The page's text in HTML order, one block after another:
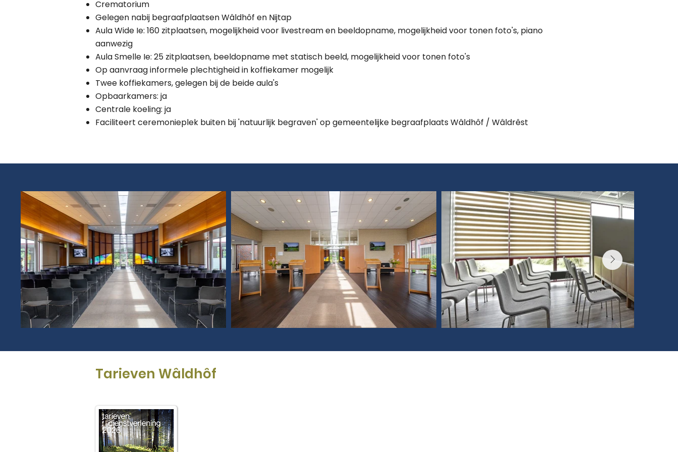
Crematorium
Gelegen nabij begraafplaatsen Wâldhôf en Nijtap
Aula Wide Ie: 160 zitplaatsen, mogelijkheid voor livestream en beeldopname, mogelijkheid voor tonen foto's, piano
aanwezig
Aula Smelle Ie: 25 zitplaatsen, beeldopname met statisch beeld, mogelijkheid voor tonen foto's
Op aanvraag informele plechtigheid in koffiekamer mogelijk
Twee koffiekamers, gelegen bij de beide aula's
Opbaarkamers: ja
Centrale koeling: ja
Faciliteert ceremonieplek buiten bij 'natuurlijk begraven' op gemeentelijke begraafplaats Wâldhôf / Wâldrêst
Tarieven Wâldhôf